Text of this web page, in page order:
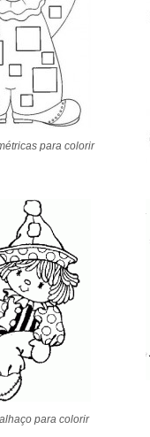
para colorir
para colorir